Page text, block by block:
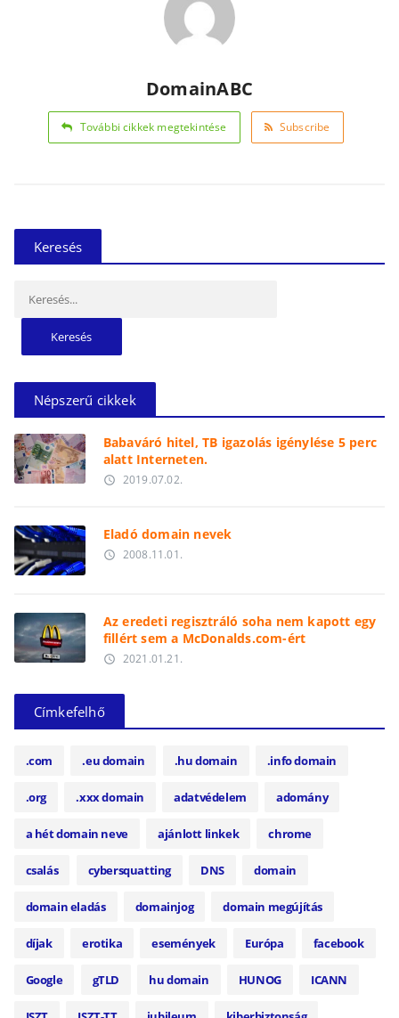
DomainABC
További cikkek megtekintése Subscribe
Keresés
Népszerű cikkek
Babaváró hitel, TB igazolás igénylése 5 perc
alatt Interneten.
access_time 2019.07.02.
Eladó domain nevek
access_time 2008.11.01.
Az eredeti regisztráló soha nem kapott egy
fillért sem a McDonalds.com-ért
access_time 2021.01.21.
Címkefelhő
.com .eu domain .hu domain .info domain
.org .xxx domain adatvédelem adomány
a hét domain neve ajánlott linkek chrome
csalás cybersquatting DNS domain
domain eladás domainjog domain megújítás
díjak erotika események Európa facebook
Google gTLD hu domain HUNOG ICANN